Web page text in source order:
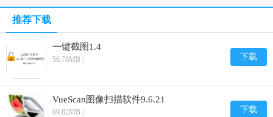
推荐下载
一键截图1.4
56.78MB | 下载
VueScan图像扫描软件9.6.21
69.82MB | 下载